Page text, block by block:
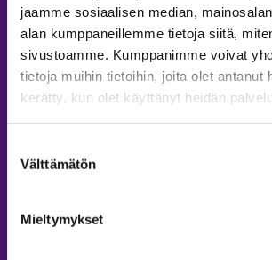
jaamme sosiaalisen median,
alan kumppaneillemme tietoja siitä,
sivustoamme. Kumppanimme voivat
tietoja muihin tietoihin, joita olet antanut
kerätty, kun olet käyttänyt heidän
valinta
Välttämätön
Mieltymykset
MAJOITUS
Tiedustelut &